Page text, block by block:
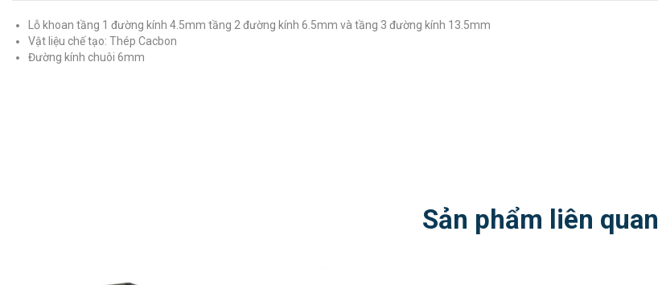
Lỗ khoan tầng 1 đường kính 4.5mm tầng 2 đường kính 6.5mm và tầng 3 đường kính 13.5mm
Vật liệu chế tạo: Thép Cacbon
Đường kính chuôi 6mm
Sản phẩm liên quan